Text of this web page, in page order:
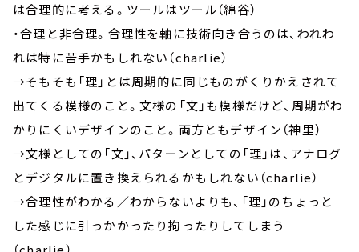
は合理的に考える。ツールはツール（綿谷）
・合理と非合理。合理性を軸に技術向き合うのは、われわ
れは特に苦手かもしれない（charlie）
→そもそも「理」とは周期的に同じものがくりかえされて
出てくる模様のこと。文様の「文」も模様だけど、周期がわ
かりにくいデザインのこと。両方ともデザイン（神里）
→文様としての「文」、パターンとしての「理」は、アナログ
とデジタルに置き換えられるかもしれない（charlie）
→合理性がわかる／わからないよりも、「理」のちょっと
した感じに引っかかったり拘ったりしてしまう